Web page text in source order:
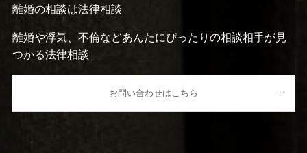
離婚の相談は法律相談
離婚や浮気、不倫などあんたにぴったりの相談相手が見
つかる法律相談
お問い合わせはこちら